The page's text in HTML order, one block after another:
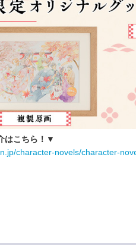
はこちら！▼
character-novels/character-